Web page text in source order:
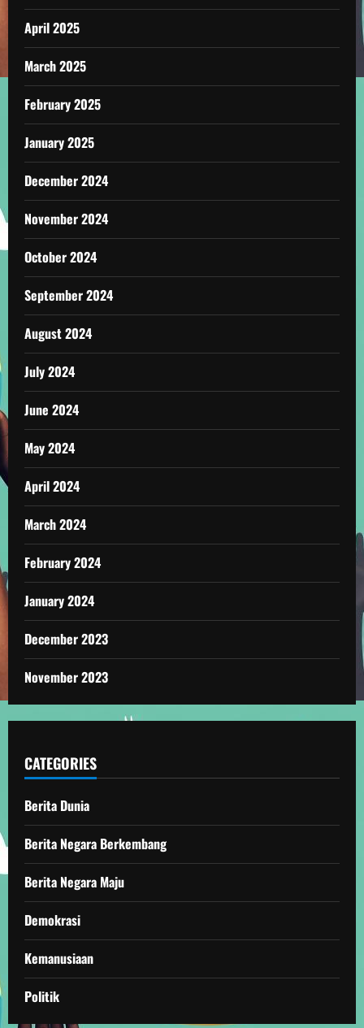
April 2025
March 2025
February 2025
January 2025
December 2024
November 2024
October 2024
September 2024
August 2024
July 2024
June 2024
May 2024
April 2024
March 2024
February 2024
January 2024
December 2023
November 2023
CATEGORIES
Berita Dunia
Berita Negara Berkembang
Berita Negara Maju
Demokrasi
Kemanusiaan
Politik